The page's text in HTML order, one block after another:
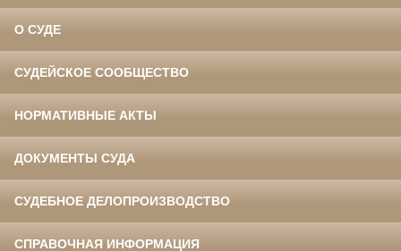
О СУДЕ
СУДЕЙСКОЕ СООБЩЕСТВО
НОРМАТИВНЫЕ АКТЫ
ДОКУМЕНТЫ СУДА
СУДЕБНОЕ ДЕЛОПРОИЗВОДСТВО
СПРАВОЧНАЯ ИНФОРМАЦИЯ